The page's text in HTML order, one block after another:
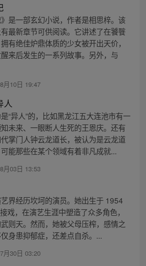
》是一部玄幻小说，作者是相思梓。该
最新章节可供阅读。它讲述了在饕餮
有绝佳炉鼎体质的少女被开出天价，
来后发生的一系列故事。另外，与
月10日 19:47
人
“异人”的，比如黑龙江五大连池市有一
未来、一眼断人生死的王恩庆。还有
掌门人钟云龙道长，被认为是云龙道
能那些在某个领域有着非凡成就...
月03日 13:53
界经历坎坷的演员。她出生于 1954
戏，在演艺生涯中塑造了众多角色，
则天。然而，她被父母压榨，感情之
身患抑郁症，还差点自杀。...
月30日 03:20